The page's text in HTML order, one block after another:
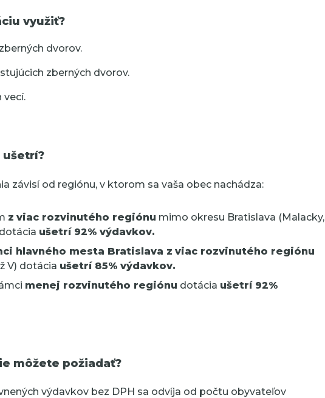
využiť?
dvorov.
zberných dvorov.
vecí.
ušetrí?
závisí od regiónu, v ktorom sa vaša obec nachádza:
z viac rozvinutého regiónu mimo okresu Bratislava (Malacky,
ušetrí 92% výdavkov.
hlavného mesta Bratislava z viac rozvinutého regiónu
V) dotácia ušetrí 85% výdavkov.
menej rozvinutého regiónu dotácia ušetrí 92%
môžete požiadať?
výdavkov bez DPH sa odvíja od počtu obyvateľov